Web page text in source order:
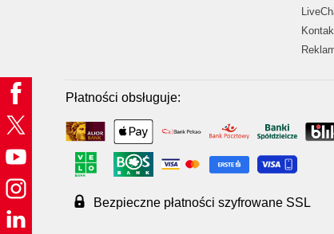
Płatności obsługuje:
Bezpieczne płatności szyfrowane SSL